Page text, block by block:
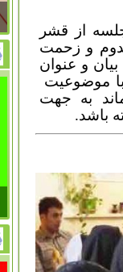
از قشر
و زحمت
بیان و عنوان
موضوعیت
به جهت
باشد.